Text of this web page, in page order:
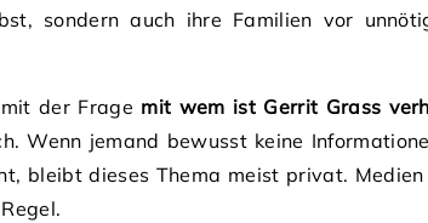
sondern auch ihre Familien vor
der Frage mit wem ist Gerrit Grass
Wenn jemand bewusst keine
bleibt dieses Thema meist privat.